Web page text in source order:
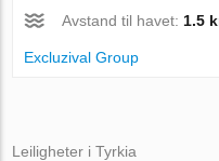
Avstand til havet: 1.5
Excluzival Group
Leiligheter i Tyrkia